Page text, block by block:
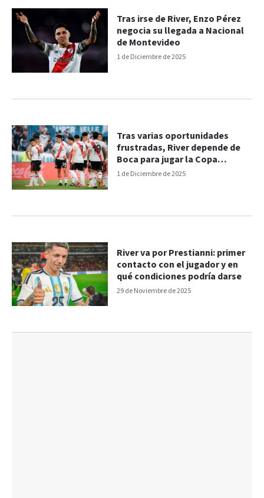
1 de Diciembre de 2025
Tras irse de River, Enzo Pérez
negocia su llegada a Nacional
de Montevideo
1 de Diciembre de 2025
Tras varias oportunidades
frustradas, River depende de
Boca para jugar la Copa
Libertadores
29 de Noviembre de 2025
River va por Prestianni: primer
contacto con el jugador y en
qué condiciones podría darse